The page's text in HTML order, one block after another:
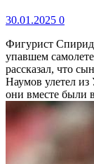
30.01.2025 0
Фигурист
упавшем самолете
рассказал, что
Наумов улетел
они вместе были